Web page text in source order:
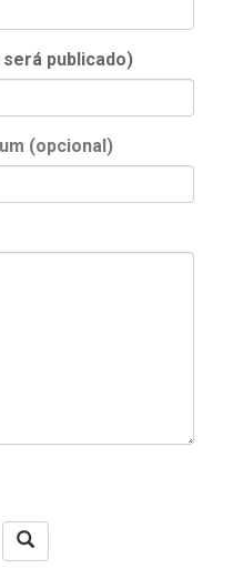
publicado)
(opcional)